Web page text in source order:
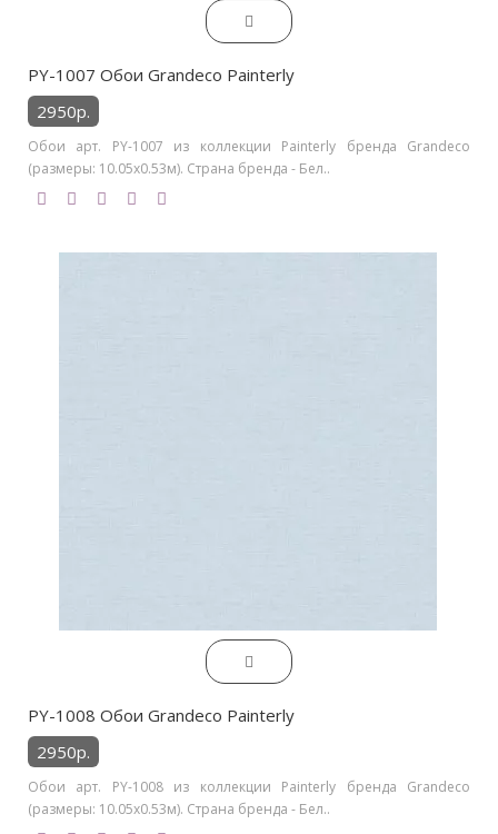
PY-1007 Обои Grandeco Painterly
2950р.
Обои арт. PY-1007 из коллекции Painterly бренда Grandeco
(размеры: 10.05х0.53м). Страна бренда - Бел..
PY-1008 Обои Grandeco Painterly
2950р.
Обои арт. PY-1008 из коллекции Painterly бренда Grandeco
(размеры: 10.05х0.53м). Страна бренда - Бел..